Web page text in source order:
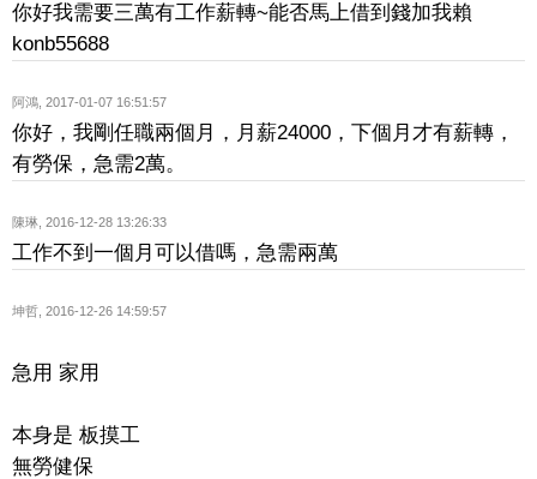
你好我需要三萬有工作薪轉~能否馬上借到錢加我賴
konb55688
阿鴻 2017-01-07 16:51:57
你好，我剛任職兩個月，月薪24000，下個月才有薪轉，
有勞保，急需2萬。
陳琳 2016-12-28 13:26:33
工作不到一個月可以借嗎，急需兩萬
坤哲 2016-12-26 14:59:57
急用 家用
本身是 板摸工
無勞健保